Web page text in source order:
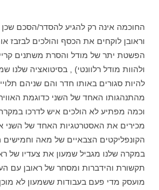
החוכמה אינה רק להגיע להסדר/הסכם שכן
וראובן לוקחים את הכסף והולכים לבזבז
הפשטת יתר של מודל והסרת משתנים
ולהוות מודל רלוונטי) , בסיטואציה שלנו
להיות סגורים באותו חדר והם שניהם
מהתנהגותו האחד של השני כדוגמת
וכמה מפתיע לא הולכים איש לדרכו
מכירים את האסטרטגיות האחד של השני
הקונפליקטים הצבאיים של מאה וחמישים
במקרה שלנו מגביל שמעון את צעדיו של
תקשורת והידברות ומסחר של ראובן עם
מועסק מדי פעם בעבודות ששמעון לא מוכן